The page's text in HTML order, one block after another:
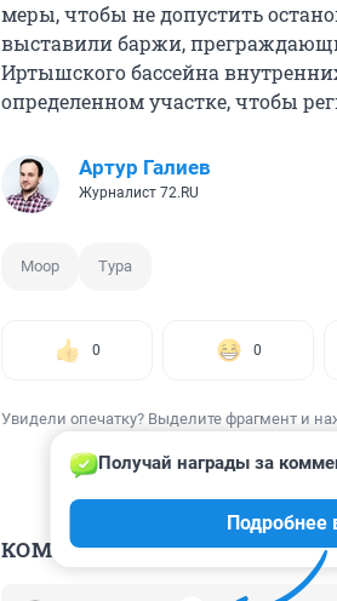
меры, чтобы не допустить
выставили баржи,
Иртышского бассейна
определенном участке, чтобы
Артур Галиев
Журналист 72.RU
Моор Тура
0 0
Увидели опечатку? Выделите фрагмент и
КОММЕНТАРИИ 92
Получай награды за
Подробнее